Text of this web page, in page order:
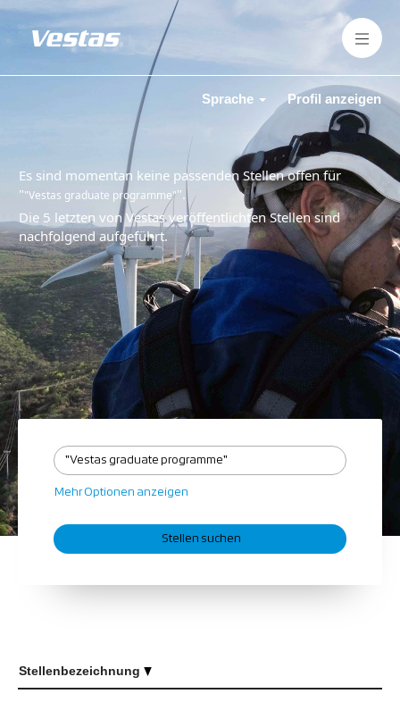
Sprache Profil anzeigen
Es sind momentan keine passenden Stellen offen für
""Vestas graduate programme"".
Die 5 letzten von Vestas veröffentlichten Stellen sind
nachfolgend aufgeführt.
Mehr Optionen anzeigen
Stellenbezeichnung